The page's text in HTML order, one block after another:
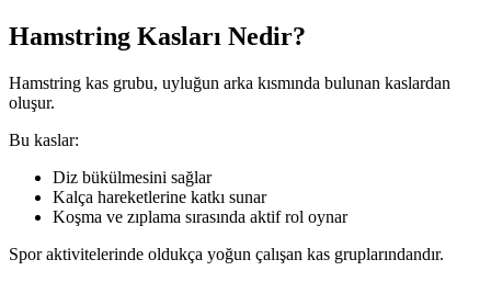
Hamstring Kasları Nedir?
Hamstring kas grubu, uyluğun arka kısmında bulunan kaslardan
oluşur.
Bu kaslar:
Diz bükülmesini sağlar
Kalça hareketlerine katkı sunar
Koşma ve zıplama sırasında aktif rol oynar
Spor aktivitelerinde oldukça yoğun çalışan kas gruplarındandır.